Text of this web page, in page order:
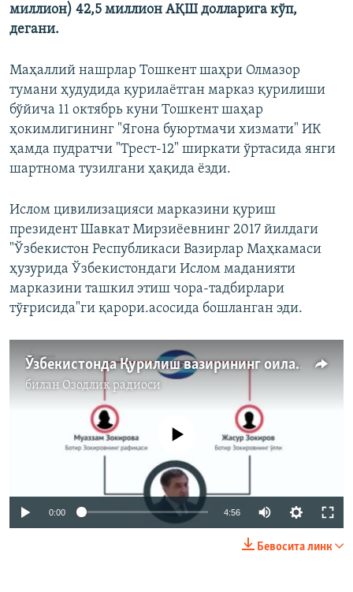
миллион) 42,5 миллион АҚШ долларига кўп,
дегани.
Маҳаллий нашрлар Тошкент шаҳри Олмазор
тумани ҳудудида қурилаётган марказ қурилиши
бўйича 11 октябрь куни Тошкент шаҳар
ҳокимлигининг "Ягона буюртмачи хизмати" ИК
ҳамда пудратчи "Трест-12" ширкати ўртасида янги
шартнома тузилгани ҳақида ёзди.
Ислом цивилизацияси марказини қуриш
президент Шавкат Мирзиёевнинг 2017 йилдаги
"Ўзбекистон Республикаси Вазирлар Маҳкамаси
ҳузурида Ўзбекистондаги Ислом маданияти
марказини ташкил этиш чора-тадбирлари
тўғрисида"ги қарори.асосида бошланган эди.
Ўзбекистонда Қурилиш вазирининг оиласи қарийб ярим триллион сўмлик давлат лойиҳасини қўлга киритди
билан Озодлик радиоси
Айни дамда медиа-манба мавжуд эмас
0:00 4:56
Бевосита линк